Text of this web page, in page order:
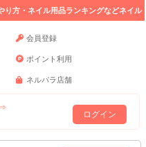
り方・ネイル用品ランキングなどネイル
会員登録
ポイント利用
ネルパラ店舗
ログイン